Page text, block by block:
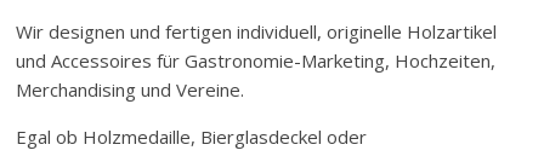
Wir designen und fertigen individuell, originelle Holzartikel
und Accessoires für Gastronomie-Marketing, Hochzeiten,
Merchandising und Vereine.
Egal ob Holzmedaille, Bierglasdeckel oder